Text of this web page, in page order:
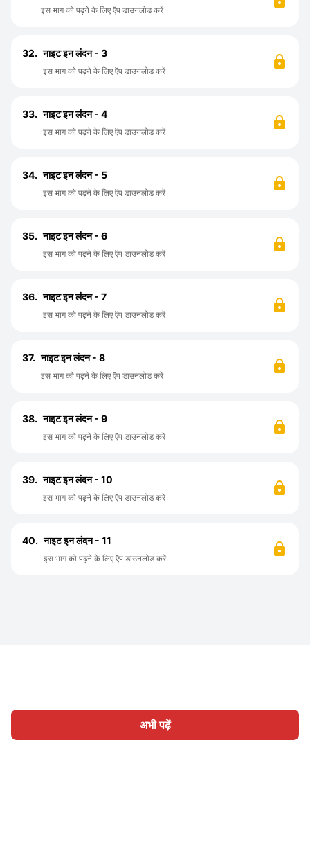
अभी पढ़ें
इस भाग को पढ़ने के लिए ऍप डाउनलोड करें
32. नाइट इन लंदन - 3
इस भाग को पढ़ने के लिए ऍप डाउनलोड करें
33. नाइट इन लंदन - 4
इस भाग को पढ़ने के लिए ऍप डाउनलोड करें
34. नाइट इन लंदन - 5
इस भाग को पढ़ने के लिए ऍप डाउनलोड करें
35. नाइट इन लंदन - 6
इस भाग को पढ़ने के लिए ऍप डाउनलोड करें
36. नाइट इन लंदन - 7
इस भाग को पढ़ने के लिए ऍप डाउनलोड करें
37. नाइट इन लंदन - 8
इस भाग को पढ़ने के लिए ऍप डाउनलोड करें
38. नाइट इन लंदन - 9
इस भाग को पढ़ने के लिए ऍप डाउनलोड करें
39. नाइट इन लंदन - 10
इस भाग को पढ़ने के लिए ऍप डाउनलोड करें
40. नाइट इन लंदन - 11
इस भाग को पढ़ने के लिए ऍप डाउनलोड करें
होम श्रेणी लिखिए लेख साइन इन